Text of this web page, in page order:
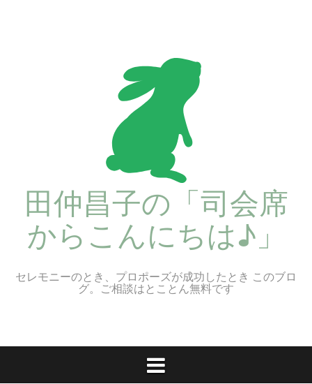
田仲昌子の「司会席
からこんにちは♪」
セレモニーのとき、プロポーズが成功したとき このブロ
グ。ご相談はとことん無料です